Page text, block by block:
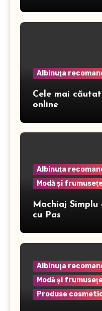
Albinuţa
Cele mai
online
Albinuţa
Modă şi
Machiaj Simplu
cu Pas
Albinuţa
Modă şi
Produse